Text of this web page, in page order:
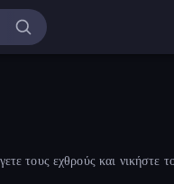
τους εχθρούς και νικήστε